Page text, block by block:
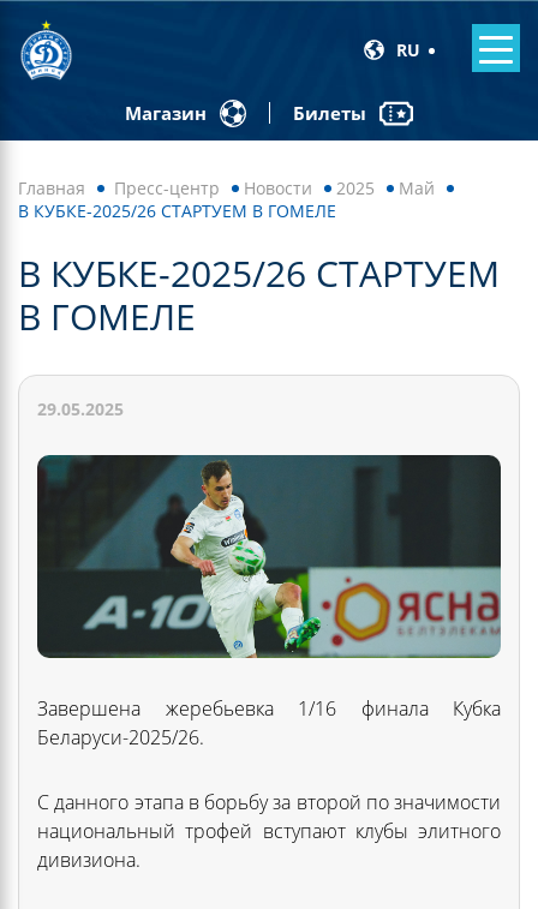
RU
Магазин Билеты
Главная Пресс-центр Новости 2025
Май
В КУБКЕ-2025/26 СТАРТУЕМ В ГОМЕЛЕ
В КУБКЕ-2025/26 СТАРТУЕМ
В ГОМЕЛЕ
29.05.2025
Завершена жеребьевка 1/16 финала Кубка
Беларуси-2025/26.
С данного этапа в борьбу за второй по значимости
национальный трофей вступают клубы элитного
дивизиона.